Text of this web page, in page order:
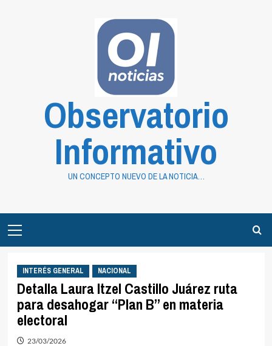
Observatorio
Informativo
UN CONCEPTO NUEVO DE LA NOTICIA…
Menu
INTERÉS GENERAL NACIONAL
Detalla Laura Itzel Castillo Juárez ruta
para desahogar “Plan B” en materia
electoral
23/03/2026